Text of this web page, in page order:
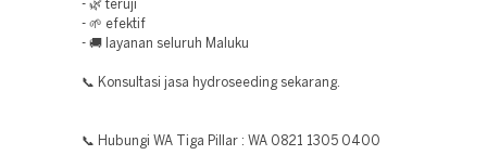
- 🌿 teruji
- 🌱 efektif
- 🚚 layanan seluruh Maluku
📞 Konsultasi jasa hydroseeding sekarang.
📞 Hubungi WA Tiga Pillar : WA 0821 1305 0400